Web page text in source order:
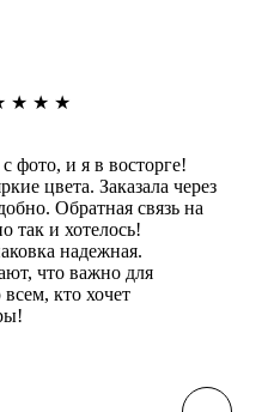
★ ★ ★
фото, и я в восторге!
цвета. Заказала через
Обратная связь на
так и хотелось!
надежная.
что важно для
кто хочет